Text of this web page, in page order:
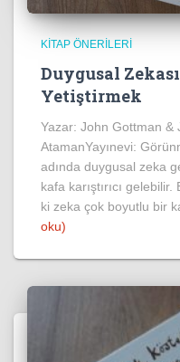
KITAP ÖNERILERI
Duygusal
Yetiştirmek
Yazar: John Gottman &
AtamanYayınevi:
adında duygusal zeka
kafa karıştırıcı
ki zeka çok boyutlu bir
oku)